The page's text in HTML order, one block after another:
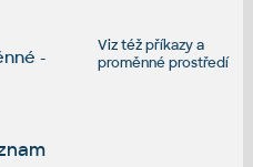
Viz téžpříkazya
proměnné prostředí
-